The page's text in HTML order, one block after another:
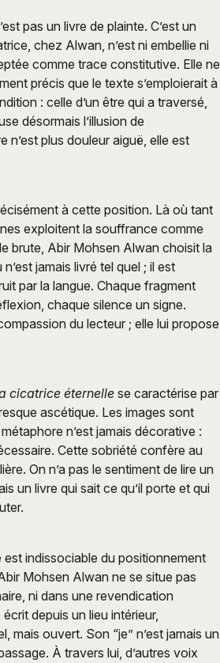
pas un livre de plainte. C’est un
chez Alwan, n’est ni embellie ni
comme trace constitutive. Elle ne
précis que le texte s’emploierait à
: celle d’un être qui a traversé,
désormais l’illusion de
n’est plus douleur aiguë, elle est
à cette position. Là où tant
exploitent la souffrance comme
brute, Abir Mohsen Alwan choisit la
jamais livré tel quel ; il est
par la langue. Chaque fragment
chaque silence un signe.
du lecteur ; elle lui propose
cicatrice éternelle se caractérise par
ascétique. Les images sont
n’est jamais décorative :
Cette sobriété confère au
On n’a pas le sentiment de lire un
un livre qui sait ce qu’il porte et qui
indissociable du positionnement
Mohsen Alwan ne se situe pas
ni dans une revendication
depuis un lieu intérieur,
mais ouvert. Son “je” n’est jamais un
À travers lui, d’autres voix